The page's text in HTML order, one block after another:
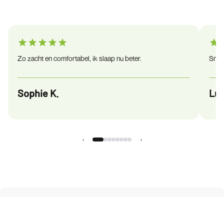
Zo zacht en comfortabel, ik slaap nu beter.
Sophie K.
Snel
‹ ›